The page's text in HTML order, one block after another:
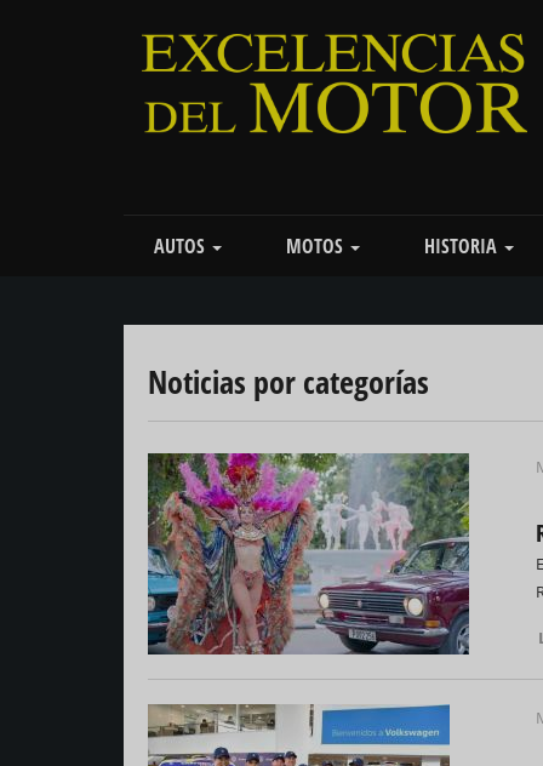
Main
navigation
AUTOS MOTOS HISTORIA
Noticias por categorías